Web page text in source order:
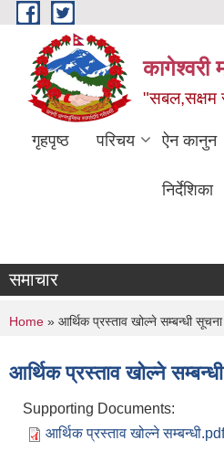
Skip to main content
कागेश्वरी
"सबल,सक्षम
गृहपृष्ठ परिचय ऐन कानुन
निर्देशिका
समाचार
You are here
Home » आर्थिक प्रस्ताव खोल्ने सम्बन्धी सूचना
आर्थिक प्रस्ताव खोल्ने
Supporting Documents:
आर्थिक प्रस्ताव खोल्ने सम्बन्धी.pdf